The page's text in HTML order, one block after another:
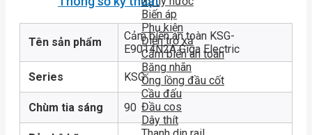
Biến áp
Phụ kiện
Điện trở xả
Cảm biến an toàn
Băng nhãn
Ống lồng đầu cốt
Cầu đấu
Đầu cos
Dây thít
Tên sản phẩm
Cảm biến an toàn KSG-
E9014N2A Giga Electric
Series KSG
Chùm tia sáng 90